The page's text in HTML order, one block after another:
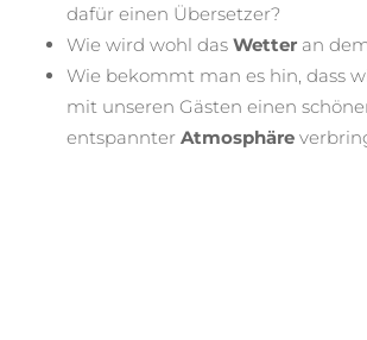
dafür einen Übersetzer?
Wie wird wohl dasWetter an
Wie bekommt man es hin, dass
mit unseren Gästen einen
entspannterAtmosphäre